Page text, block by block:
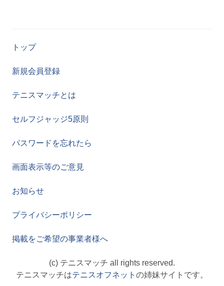
トップ
新規会員登録
テニスマッチとは
セルフジャッジ5原則
パスワードを忘れたら
画面表示等のご意見
お知らせ
プライバシーポリシー
掲載をご希望の事業者様へ
(c) テニスマッチ all rights reserved.
テニスマッチはテニスオフネット の姉妹サイトです。